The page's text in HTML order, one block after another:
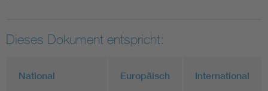
Dieses Dokument entspricht:
National Europäisch International